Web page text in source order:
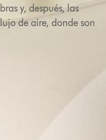
y, después, las
de aire, donde son